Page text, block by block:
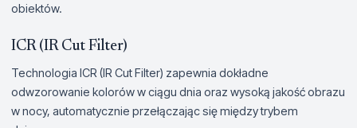
obiektów.
ICR (IR Cut Filter)
Technologia ICR (IR Cut Filter) zapewnia dokładne
odwzorowanie kolorów w ciągu dnia oraz wysoką jakość obrazu
w nocy, automatycznie przełączając się między trybem